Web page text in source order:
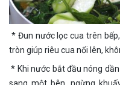
* Đun nước lọc cua trên
tròn giúp riêu cua nổi lên,
* Khi nước bắt đầu nóng